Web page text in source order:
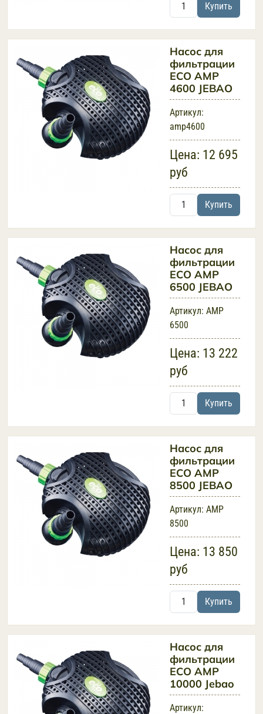
Купить
Насос для
фильтрации
ECO AMP
4600 JEBAO
Артикул:
amp4600
Цена: 12 695
руб
Купить
Насос для
фильтрации
ECO AMP
6500 JEBAO
Артикул: AMP
6500
Цена: 13 222
руб
Купить
Насос для
фильтрации
ECO AMP
8500 JEBAO
Артикул: AMP
8500
Цена: 13 850
руб
Купить
Насос для
фильтрации
ECO AMP
10000 Jebao
Артикул: